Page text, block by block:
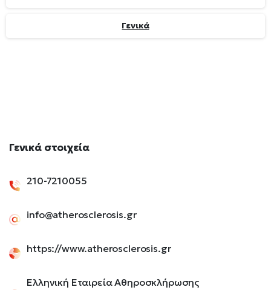
Γενικά
Γενικά στοιχεία
210-7210055
info@atherosclerosis.gr
https://www.atherosclerosis.gr
Ελληνική Εταιρεία Αθηροσκλήρωσης